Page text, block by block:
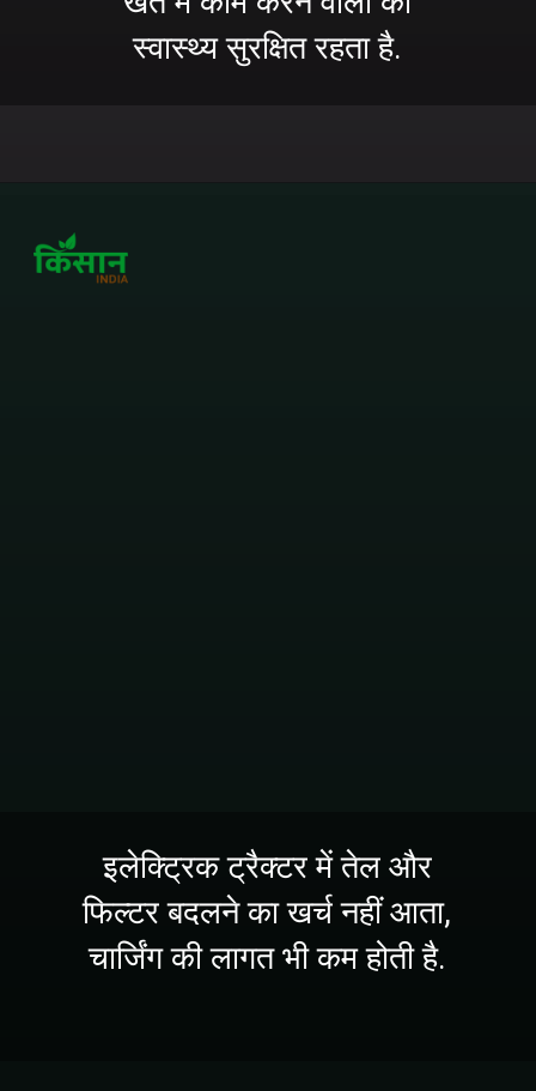
स्वास्थ्य सुरक्षित रहता है.
इलेक्ट्रिक ट्रैक्टर में तेल और
फिल्टर बदलने का खर्च नहीं आता,
चार्जिंग की लागत भी कम होती है.